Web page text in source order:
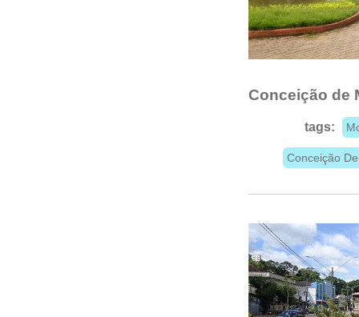
Conceição de
tags:
Conceição